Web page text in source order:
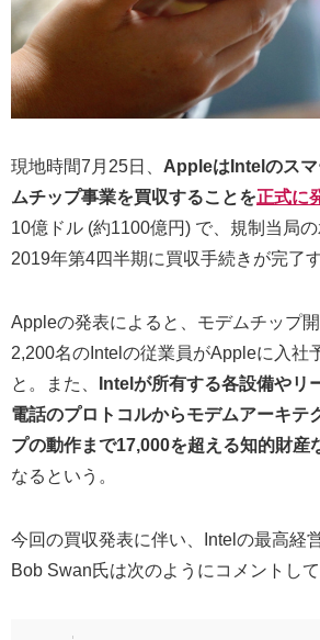
現地時間7月25日、 AppleはIntelのス
ムチップ事業を買収することを正式に
10億ドル (約1100億円) で、規制当局
2019年第4四半期に買収手続きが完了
Appleの発表によると、モデムチップ
2,200名のIntelの従業員がAppleに入社
と。また、
Intelが所有する各設備やリ
電話のプロトコルからモデムアーキテ
プの動作まで17,000を超える知的財産
なるという。
今回の買収発表に伴い、Intelの最高経
Bob Swan氏は次のようにコメントして